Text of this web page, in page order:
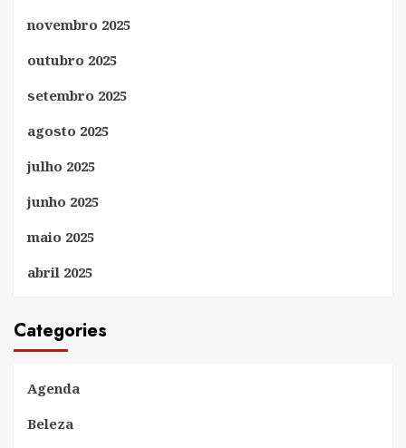
novembro 2025
outubro 2025
setembro 2025
agosto 2025
julho 2025
junho 2025
maio 2025
abril 2025
Categories
Agenda
Beleza